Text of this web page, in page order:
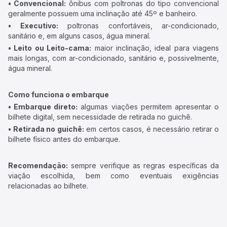
• Convencional: ônibus com poltronas do tipo convencional
geralmente possuem uma inclinação até 45º e banheiro.
• Executivo: poltronas confortáveis, ar-condicionado,
sanitário e, em alguns casos, água mineral.
• Leito ou Leito-cama: maior inclinação, ideal para viagens
mais longas, com ar-condicionado, sanitário e, possivelmente,
água mineral.
Como funciona o embarque
• Embarque direto: algumas viações permitem apresentar o
bilhete digital, sem necessidade de retirada no guichê.
• Retirada no guichê: em certos casos, é necessário retirar o
bilhete físico antes do embarque.
Recomendação: sempre verifique as regras específicas da
viação escolhida, bem como eventuais exigências
relacionadas ao bilhete.